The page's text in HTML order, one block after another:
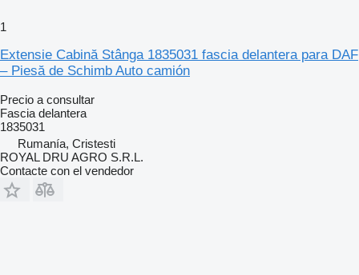
1
Extensie Cabină Stânga 1835031 fascia delantera para DAF
– Piesă de Schimb Auto camión
Precio a consultar
Fascia delantera
1835031
Rumanía, Cristesti
ROYAL DRU AGRO S.R.L.
Contacte con el vendedor